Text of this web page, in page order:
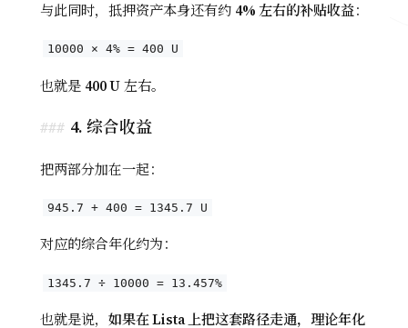
与此同时，抵押资产本身还有约 4% 左右的补贴收益：
10000 × 4% = 400 U
也就是 400 U左右。
4. 综合收益
把两部分加在一起：
945.7 + 400 = 1345.7 U
对应的综合年化约为：
1345.7 ÷ 10000 = 13.457%
也就是说， 如果在 Lista 上把这套路径走通，理论年化